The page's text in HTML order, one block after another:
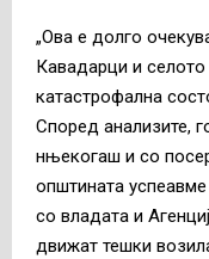
„Ова е долго
Кавадарци и
катастрофална
Според анализите,
нњекогаш и со
општината
со владата и
движат тешки